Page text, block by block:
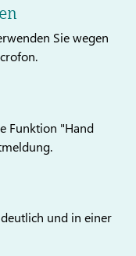
Sie wegen
Funktion "Hand
und in einer